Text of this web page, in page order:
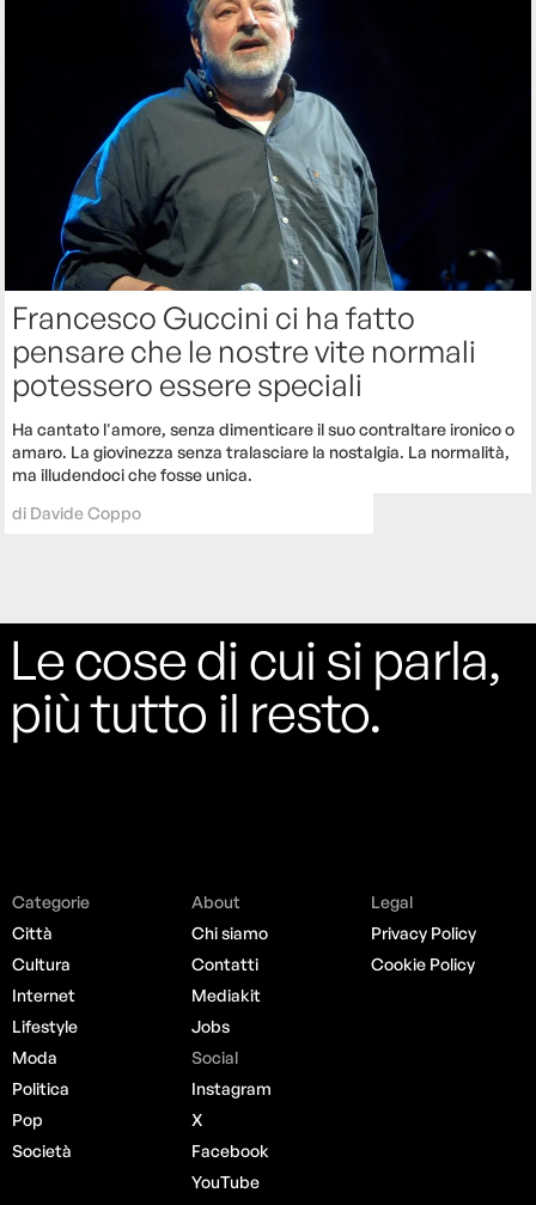
Francesco Guccini ci ha fatto
pensare che le nostre vite normali
potessero essere speciali
Ha cantato l'amore, senza dimenticare il suo contraltare ironico o
amaro. La giovinezza senza tralasciare la nostalgia. La normalità,
ma illudendoci che fosse unica.
di Davide Coppo
Le cose di cui si parla,
più tutto il resto.
Categorie
Città
Cultura
Internet
Lifestyle
Moda
Politica
Pop
Società
About
Chi siamo
Contatti
Mediakit
Jobs
Social
Instagram
X
Facebook
YouTube
Legal
Privacy Policy
Cookie Policy